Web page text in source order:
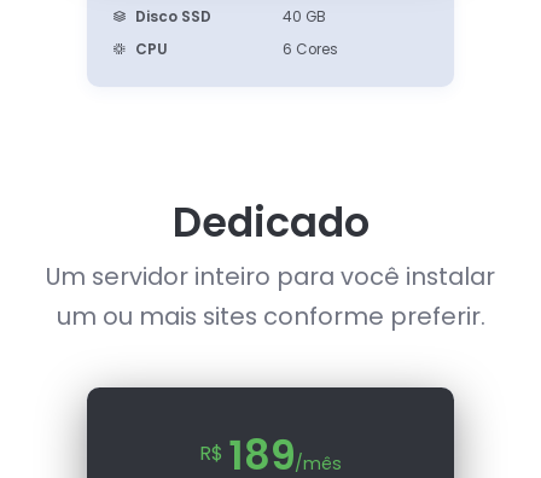
Disco SSD
40 GB
CPU
6 Cores
Dedicado
Um servidor inteiro para você instalar
um ou mais sites conforme preferir.
R$ 189/mês